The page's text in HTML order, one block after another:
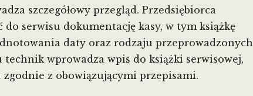
szczegółowy przegląd. Przedsiębiorca
serwisu dokumentację kasy, w tym książkę
daty oraz rodzaju przeprowadzonych
technik wprowadza wpis do książki serwisowej,
z obowiązującymi przepisami.